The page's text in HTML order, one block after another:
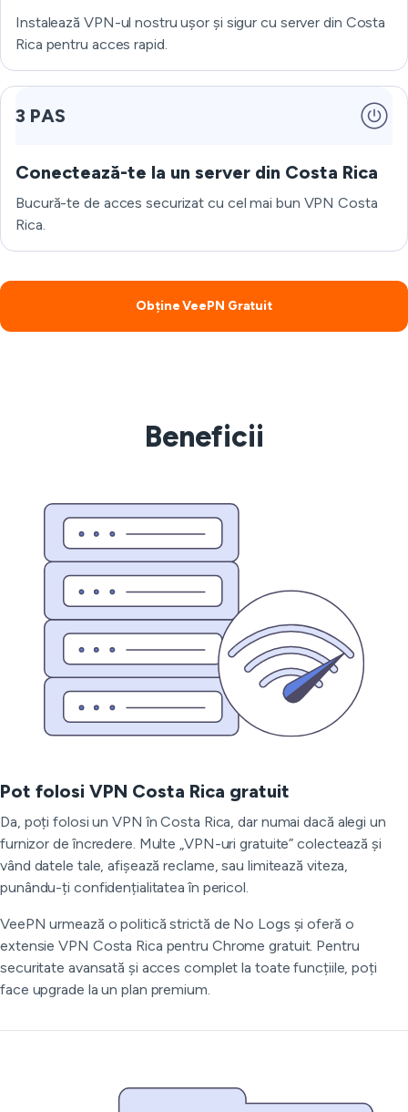
Instalează VPN-ul nostru ușor și sigur cu server din Costa
Rica pentru acces rapid.
3 PAS
Conectează-te la un server din Costa Rica
Bucură-te de acces securizat cu cel mai bun VPN Costa
Rica.
Obține VeePN Gratuit
Beneficii
Pot folosi VPN Costa Rica gratuit
Da, poți folosi un VPN în Costa Rica, dar numai dacă alegi un
furnizor de încredere. Multe „VPN-uri gratuite” colectează și
vând datele tale, afișează reclame, sau limitează viteza,
punându-ți confidențialitatea în pericol.
VeePN urmează o politică strictă de No Logs și oferă o
extensie VPN Costa Rica pentru Chrome gratuit. Pentru
securitate avansată și acces complet la toate funcțiile, poți
face upgrade la un plan premium.